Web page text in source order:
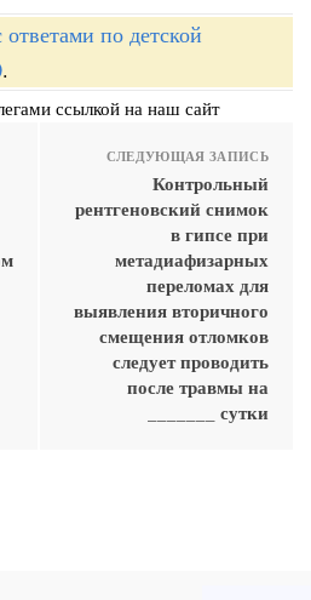
ответами по детской
.
ссылкой на наш сайт
СЛЕДУЮЩАЯ ЗАПИСЬ
Контрольный
рентгеновский снимок
в гипсе при
метадиафизарных
переломах для
выявления вторичного
смещения отломков
следует проводить
после травмы на
_______ сутки